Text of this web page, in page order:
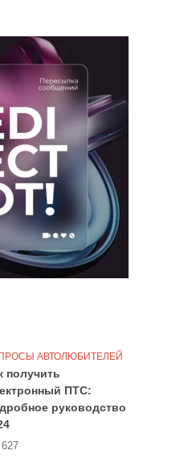
АВТОЛЮБИТЕЛЕЙ
получить
ПТС:
руководство
627